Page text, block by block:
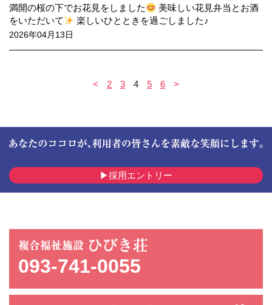
満開の桜の下でお花見をしました
美味しい花見弁当とお酒
をいただいて
楽しいひとときを過ごしました♪
2026年04月13日
< 2 3 4 5 6 >
採用エントリー
093-741-0055